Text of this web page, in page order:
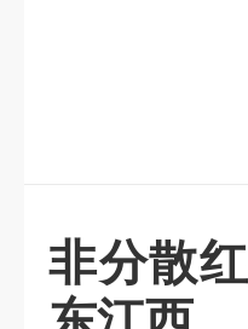
非分散